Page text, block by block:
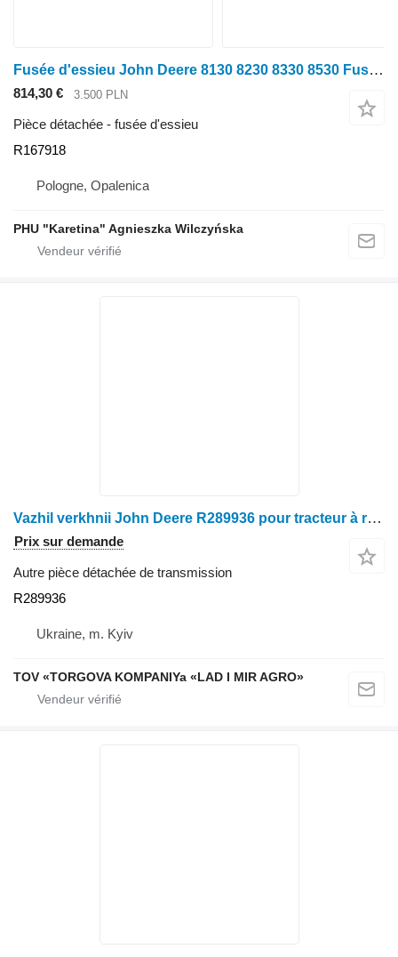
Fusée d'essieu John Deere 8130 8230 8330 8530 Fusée de direction Essieu souple Carter de fusée de direction PIÈCES R167918 pour tracteur à roues John Deere 8130 8230 8330 8530
814,30 € 3.500 PLN
Pièce détachée - fusée d'essieu
R167918
Pologne, Opalenica
PHU "Karetina" Agnieszka Wilczyńska
Vazhil verkhnii John Deere R289936 pour tracteur à roues John Deere 8120, 8220, 8320, 8420, 8520, 8130, 8230
Prix sur demande
Autre pièce détachée de transmission
R289936
Ukraine, m. Kyiv
TOV «TORGOVA KOMPANIYa «LAD I MIR AGRO»